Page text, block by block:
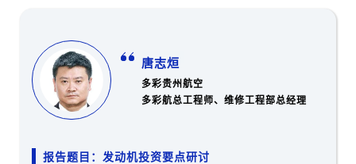
唐志烜
多彩贵州航空
多彩航总工程师、维修工程部总经理
报告题目：发动机投资要点研讨